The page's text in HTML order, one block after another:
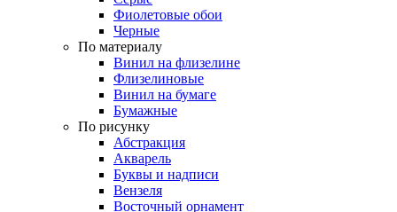
Фиолетовые обои
Черные
По материалу
Винил на флизелине
Флизелиновые
Винил на бумаге
Бумажные
По рисунку
Абстракция
Акварель
Буквы и надписи
Вензеля
Восточный орнамент